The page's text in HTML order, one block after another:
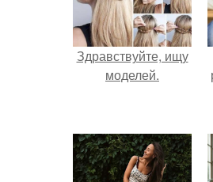
Здравствуйте, ищу
моделей.